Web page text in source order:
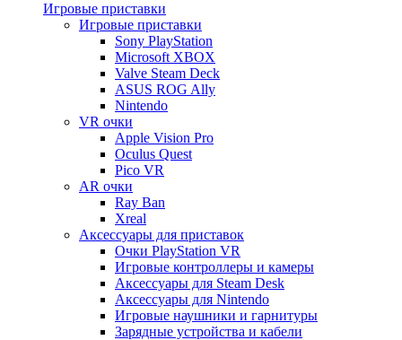
Игровые приставки
Игровые приставки
Sony PlayStation
Microsoft XBOX
Valve Steam Deck
ASUS ROG Ally
Nintendo
VR очки
Apple Vision Pro
Oculus Quest
Pico VR
AR очки
Ray Ban
Xreal
Аксессуары для приставок
Очки PlayStation VR
Игровые контроллеры и камеры
Аксессуары для Steam Desk
Аксессуары для Nintendo
Игровые наушники и гарнитуры
Зарядные устройства и кабели